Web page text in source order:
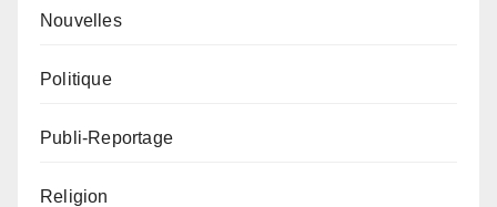
Nouvelles
Politique
Publi-Reportage
Religion